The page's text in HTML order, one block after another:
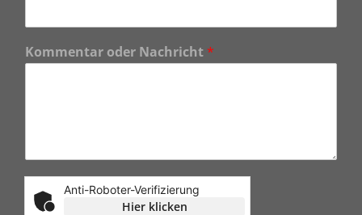
Kommentar oder Nachricht *
Anti-Roboter-Verifizierung
Hier klicken